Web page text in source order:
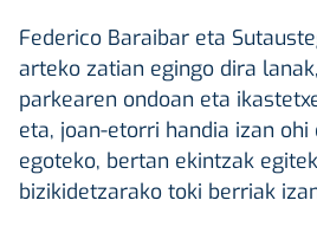
Federico Baraibar eta
arteko zatian egingo dira
parkearen ondoan eta
eta, joan-etorri handia izan ohi
egoteko, bertan ekintzak
bizikidetzarako toki berriak